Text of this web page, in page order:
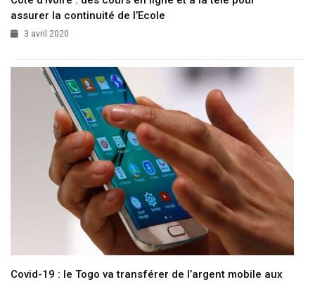
assurer la continuité de l’Ecole
3 avril 2020
Covid-19 : le Togo va transférer de l’argent mobile aux